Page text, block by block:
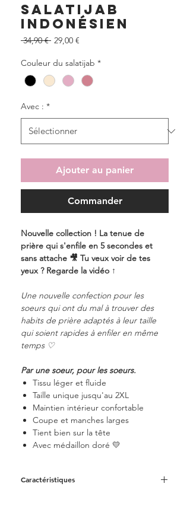
Salatijab
Indonésien
34,90 € Prix
29,00 €
Couleur du salatijab *
Avec : *
Ajouter au panier
Commander
Nouvelle collection ! La tenue de
prière qui s'enfile en 5 secondes et
sans attache 🎥 Tu veux voir de tes
yeux ? Regarde la vidéo ↑
Une nouvelle confection pour les
soeurs qui ont du mal à trouver des
habits de prière adaptés à leur taille
qui soient rapides à enfiler en même
temps ♡
Par une soeur, pour les soeurs.
Tissu léger et fluide
Taille unique jusqu'au 2XL
Maintien intérieur confortable
Coupe et manches larges
Tient bien sur la tête
Avec médaillon doré 💛
Caractéristiques